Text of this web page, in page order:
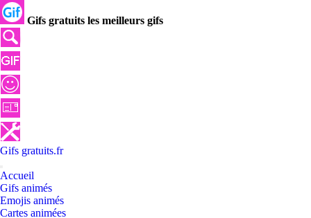
Gifs gratuits les meilleurs gifs
Gifs gratuits.fr
Accueil
Gifs animés
Emojis animés
Cartes animées